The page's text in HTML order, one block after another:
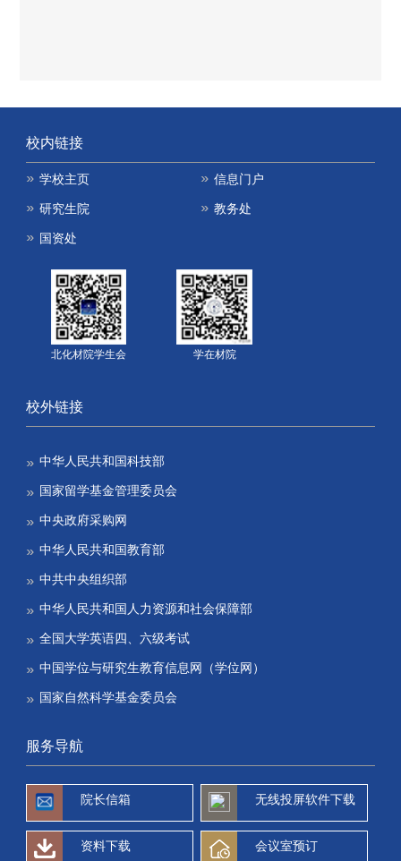
校内链接
学校主页 信息门户
研究生院 教务处
国资处
北化材院学生会 学在材院
校外链接
中华人民共和国科技部
国家留学基金管理委员会
中央政府采购网
中华人民共和国教育部
中共中央组织部
中华人民共和国人力资源和社会保障部
全国大学英语四、六级考试
中国学位与研究生教育信息网（学位网）
国家自然科学基金委员会
服务导航
院长信箱 无线投屏软件下载
资料下载 会议室预订